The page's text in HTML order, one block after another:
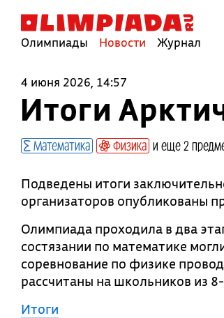
Олимпиады Новости Журнал
4 июня 2026, 14:57
Итоги
Математика Физика и еще 2
Подведены итоги
организаторов опубликованы
Олимпиада проходила в два
состязании по математике
соревнование по физике
рассчитаны на школьников из
Итоги